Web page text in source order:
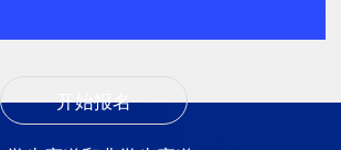
开始报名